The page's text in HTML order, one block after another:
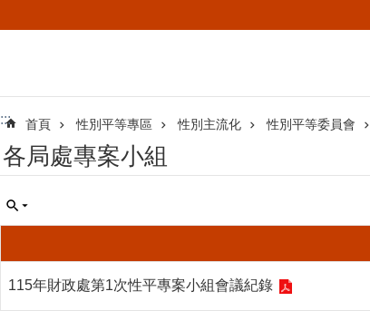
::: 首頁 性別平等專區 性別主流化 性別平等委員會
各局處專案小組
115年財政處第1次性平專案小組會議紀錄